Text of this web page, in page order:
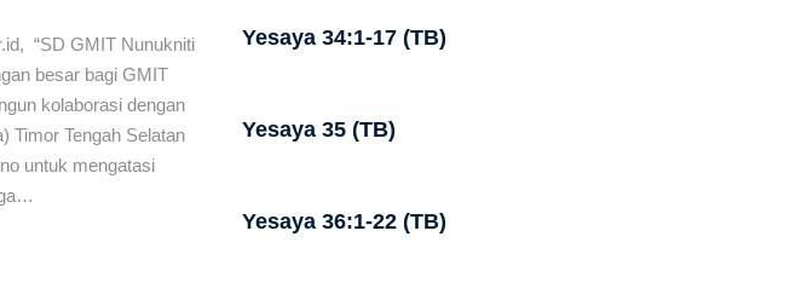
Boboy-
Jemaat Kefas Kaipera
“SD GMIT Nunukniti
besar bagi GMIT
kolaborasi dengan
Timor Tengah Selatan
untuk mengatasi
Yesaya 34:1-17 (TB)
Yesaya 35 (TB)
Yesaya 36:1-22 (TB)